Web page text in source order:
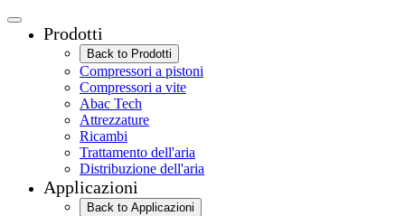
Prodotti
Back to Prodotti
Compressori a pistoni
Compressori a vite
Abac Tech
Attrezzature
Ricambi
Trattamento dell'aria
Distribuzione dell'aria
Applicazioni
Back to Applicazioni